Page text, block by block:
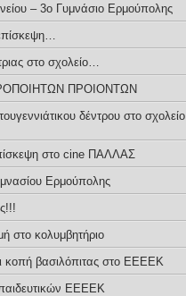
– 3ο Γυμνάσιο Ερμούπολης
στο σχολείο…
ΠΡΟΙΟΝΤΩΝ
δέντρου στο σχολείο
στο cine ΠΑΛΛΑΣ
Ερμούπολης
στο κολυμβητήριο
κοπή βασιλόπιτας στο ΕΕΕΕΚ
ΕΕΕΕΚ